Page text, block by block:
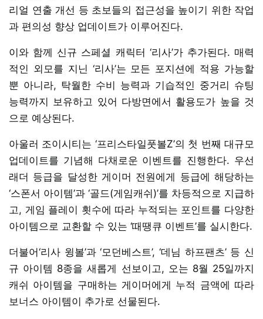
리얼 연출 개선 등 초보들의 접근성을 높이기 위한 작업
과 편의성 향상 업데이트가 이루어진다.
이와 함께 신규 스페셜 캐릭터 ‘리사’가 추가된다. 매력
적인 외모를 지닌 ‘리사’는 모든 포지션에 적용 가능할
뿐 아니라, 탁월한 수비 능력과 기습적인 중거리 슈팅
능력까지 보유하고 있어 다방면에서 활용도가 높을 것
으로 예상된다.
아울러 조이시티는 ‘프리스타일풋볼Z’의 첫 번째 대규모
업데이트를 기념해 다채로운 이벤트를 진행한다. 우선
래더 등급을 달성한 게이머 전원에게 등급에 해당하는
‘스폰서 아이템’과 ‘골드(게임캐쉬)’를 차등적으로 지급하
고, 게임 플레이 횟수에 따라 누적되는 포인트를 다양한
아이템으로 교환할 수 있는 ‘때땡큐 이벤트’를 실시한다.
더불어‘리사 윙볼’과 ‘모던베스트’, ‘데님 하프팬츠’ 등 신
규 아이템 8종을 새롭게 선보이고, 오는 8월 25일까지
캐쉬 아이템을 구매하는 게이머에게 누적 금액에 따라
보너스 아이템이 추가로 선물된다.